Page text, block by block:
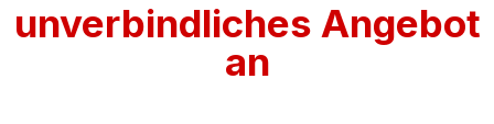
unverbindliches Angebot
an